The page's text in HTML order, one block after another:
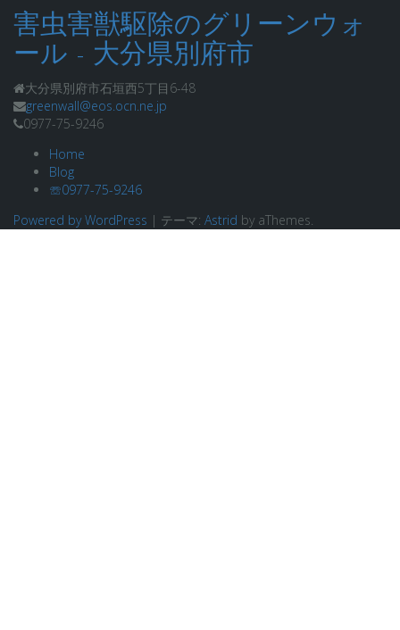
害虫害獣駆除のグリーンウォ
ール - 大分県別府市
大分県別府市石垣西5丁目6-48
greenwall@eos.ocn.ne.jp
0977-75-9246
Home
Blog
☏0977-75-9246
Powered by WordPress | テーマ: Astrid by aThemes.